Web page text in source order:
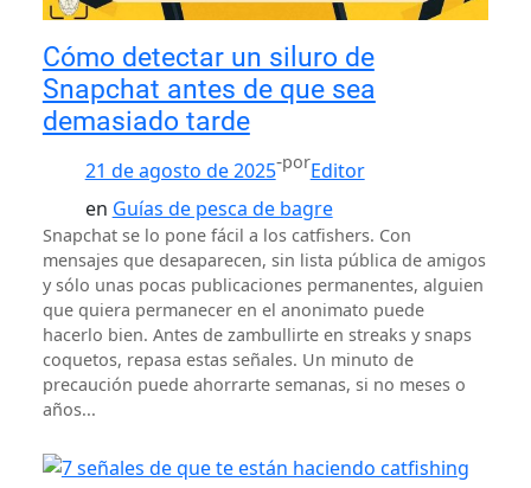
Cómo detectar un siluro de
Snapchat antes de que sea
demasiado tarde
21 de agosto de 2025-porEditor
en Guías de pesca de bagre
Snapchat se lo pone fácil a los catfishers. Con
mensajes que desaparecen, sin lista pública de amigos
y sólo unas pocas publicaciones permanentes, alguien
que quiera permanecer en el anonimato puede
hacerlo bien. Antes de zambullirte en streaks y snaps
coquetos, repasa estas señales. Un minuto de
precaución puede ahorrarte semanas, si no meses o
años...